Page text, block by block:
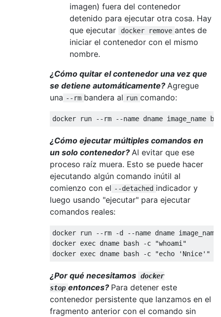
imagen) fuera del contenedor
detenido para ejecutar otra cosa. Hay
que ejecutar
docker remove antes de
iniciar el contenedor con el mismo
nombre.
¿Cómo quitar el contenedor una vez que
se detiene automáticamente? Agregue
una --rm bandera al run comando:
¿Cómo ejecutar múltiples comandos en
un solo contenedor? Al evitar que ese
proceso raíz muera. Esto se puede hacer
ejecutando algún comando inútil al
comienzo con el --detached indicador y
luego usando "ejecutar" para ejecutar
comandos reales:
docker run --rm -d --name dname
docker exec dname bash -c "whoami"
¿Por qué necesitamos docker
stop entonces? Para detener este
contenedor persistente que lanzamos en el
fragmento anterior con el comando sin